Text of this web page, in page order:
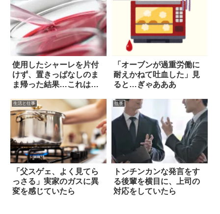
使用したシャーレを片付
けず、置きっぱなしのま
ま帰った結果…これは恥
「オーブンが過重労働に
耐えかねて吐血した」見
ると…ぎゃあああ
生活と仕事
「父スゲェ、よく見てら
っさる」実家のガスに異
変を感じていたら
仕事
トンチンカンな発言をす
る後輩を横目に、上司の
対応をしていたら